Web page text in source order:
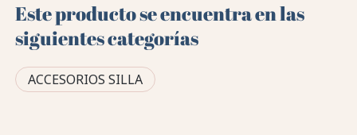
Este producto se encuentra en las
siguientes categorías
ACCESORIOS SILLA